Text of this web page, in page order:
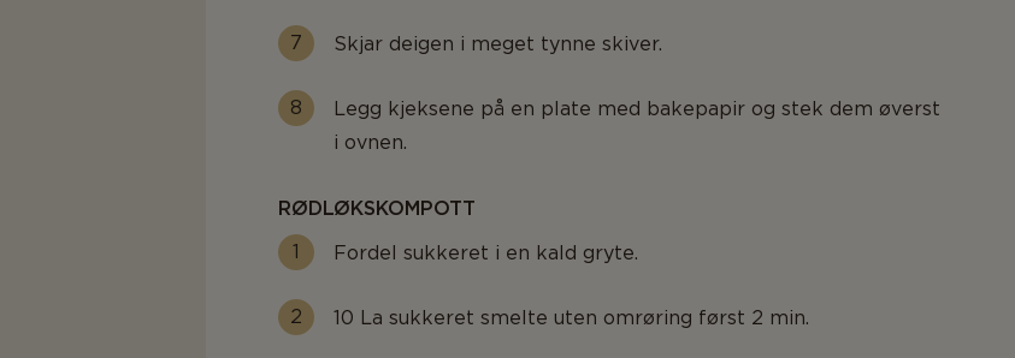
Skjar deigen i meget tynne skiver.
Legg kjeksene på en plate med bakepapir og stek dem øverst
i ovnen.
RØDLØKSKOMPOTT
Fordel sukkeret i en kald gryte.
10 La sukkeret smelte uten omrøring først 2 min.